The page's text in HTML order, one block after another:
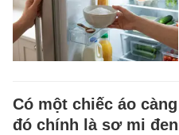
Có một chiếc áo
đó chính là sơ mi đen